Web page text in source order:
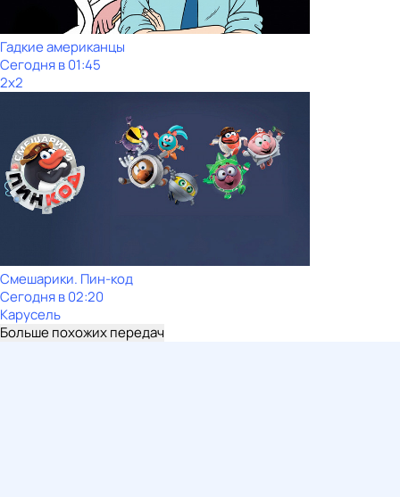
Гадкие американцы
Сегодня в 01:45
2x2
Смешарики. Пин-код
Сегодня в 02:20
Карусель
Больше похожих передач